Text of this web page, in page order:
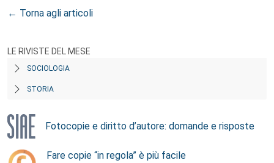
← Torna agli articoli
LE RIVISTE DEL MESE
SOCIOLOGIA
STORIA
Fotocopie e diritto d’autore: domande e risposte
Fare copie “in regola” è più facile